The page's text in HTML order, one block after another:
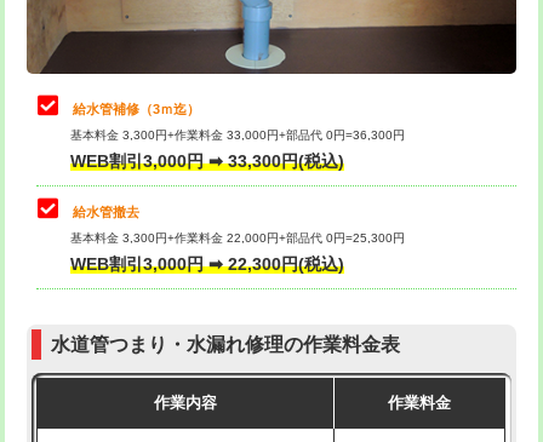
排水管工事（追加 排水管工事/3ｍ超
マス交換（土の掘削・埋め戻し作業）
マス交換（深さ50㎝未満）
マス交換（深さ50㎝以上）
コンクリート斫り（厚さ10㎝まで）
モルタル補修（厚さ10㎝超え） 38,500円
理・調整・分解・加工など（軽作業）
止水・漏水調査・防水処理・清掃・修
理・調整・分解・加工など（中作業）
止水・漏水調査・防水処理・清掃・修
理・調整・分解・加工など（重作業）
33,000円
その他部品の脱着
交換・取付（タンク）
式）)
式・ワンホール）)
給水管補修（3ｍ迄）
基本料金 3,300円+作業料金 33,000円+部品代 0円=36,300円
WEB割引3,000円 ➡ 33,300円(税込)
給水管撤去
基本料金 3,300円+作業料金 22,000円+部品代 0円=25,300円
WEB割引3,000円 ➡ 22,300円(税込)
水道管つまり・水漏れ修理の作業料金表
作業内容 作業料金